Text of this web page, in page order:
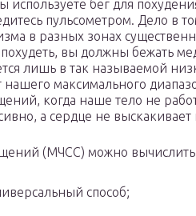
используете бег для
пульсометром. Дело в
в разных зонах
вы должны бежать
лишь в так называемой
нашего максимального
когда наше тело не
а сердце не выскакивает
(МЧСС) можно
способ;